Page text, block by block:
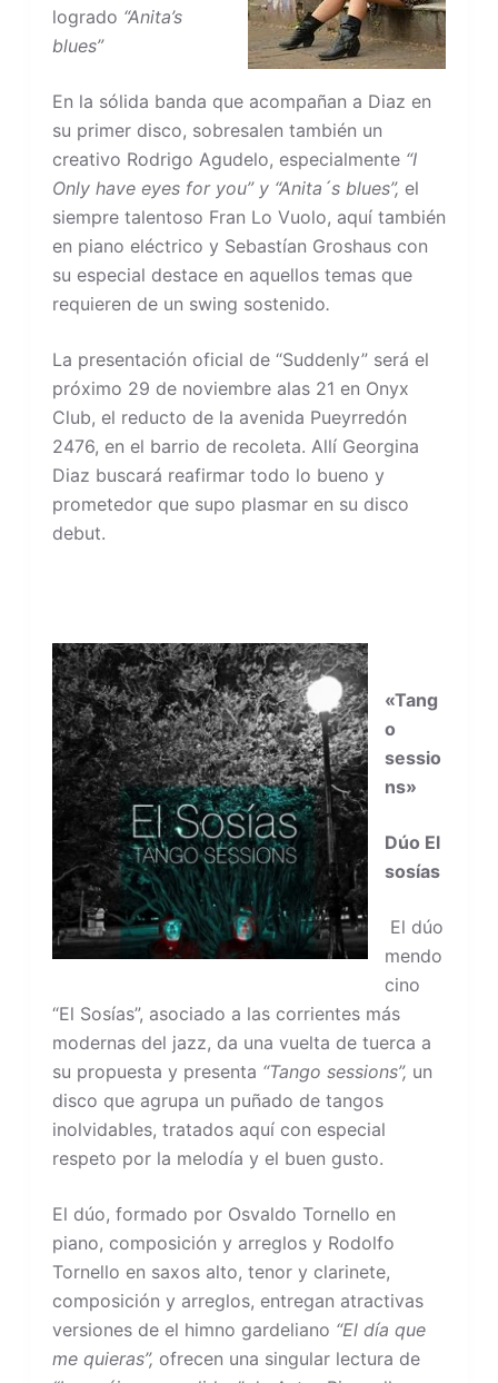
logrado “Anita’s
blues”
En la sólida banda que acompañan a Diaz en
su primer disco, sobresalen también un
creativo Rodrigo Agudelo, especialmente “I
Only have eyes for you” y “Anita´s blues”, el
siempre talentoso Fran Lo Vuolo, aquí también
en piano eléctrico y Sebastían Groshaus con
su especial destace en aquellos temas que
requieren de un swing sostenido.
La presentación oficial de “Suddenly” será el
próximo 29 de noviembre alas 21 en Onyx
Club, el reducto de la avenida Pueyrredón
2476, en el barrio de recoleta. Allí Georgina
Diaz buscará reafirmar todo lo bueno y
prometedor que supo plasmar en su disco
debut.
«Tang
o
sessio
ns»
Dúo El
sosías
El dúo
mendo
cino
“El Sosías”, asociado a las corrientes más
modernas del jazz, da una vuelta de tuerca a
su propuesta y presenta “Tango sessions”, un
disco que agrupa un puñado de tangos
inolvidables, tratados aquí con especial
respeto por la melodía y el buen gusto.
El dúo, formado por Osvaldo Tornello en
piano, composición y arreglos y Rodolfo
Tornello en saxos alto, tenor y clarinete,
composición y arreglos, entregan atractivas
versiones de el himno gardeliano “El día que
me quieras”, ofrecen una singular lectura de